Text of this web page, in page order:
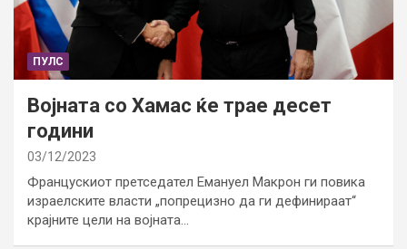
ПУЛС
Војната со Хамас ќе трае десет
години
03/12/2023
Францускиот претседател Емануел Макрон ги повика
израелските власти „попрецизно да ги дефинираат“
крајните цели на војната…